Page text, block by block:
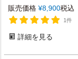
販売価格 ¥8,900税込
1件
詳細を見る